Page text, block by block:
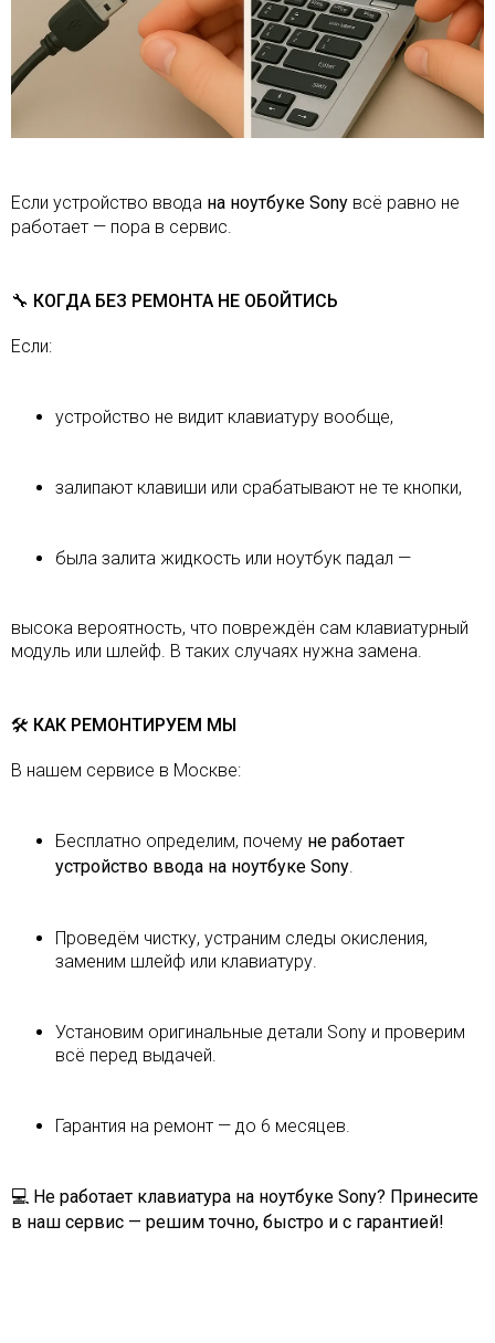
Если устройство ввода на ноутбуке Sony всё равно не
работает — пора в сервис.
🔧 КОГДА БЕЗ РЕМОНТА НЕ ОБОЙТИСЬ
Если:
устройство не видит клавиатуру вообще,
залипают клавиши или срабатывают не те кнопки,
была залита жидкость или ноутбук падал —
высока вероятность, что повреждён сам клавиатурный
модуль или шлейф. В таких случаях нужна замена.
🛠 КАК РЕМОНТИРУЕМ МЫ
В нашем сервисе в Москве:
Бесплатно определим, почему не работает
устройство ввода на ноутбуке Sony.
Проведём чистку, устраним следы окисления,
заменим шлейф или клавиатуру.
Установим оригинальные детали Sony и проверим
всё перед выдачей.
Гарантия на ремонт — до 6 месяцев.
💻 Не работает клавиатура на ноутбуке Sony? Принесите
в наш сервис — решим точно, быстро и с гарантией!